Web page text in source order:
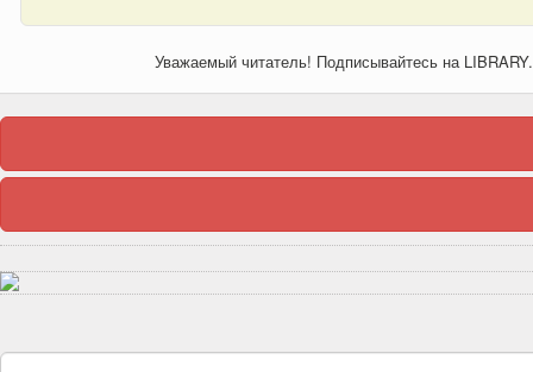
Уважаемый читатель! Подписывайтесь на